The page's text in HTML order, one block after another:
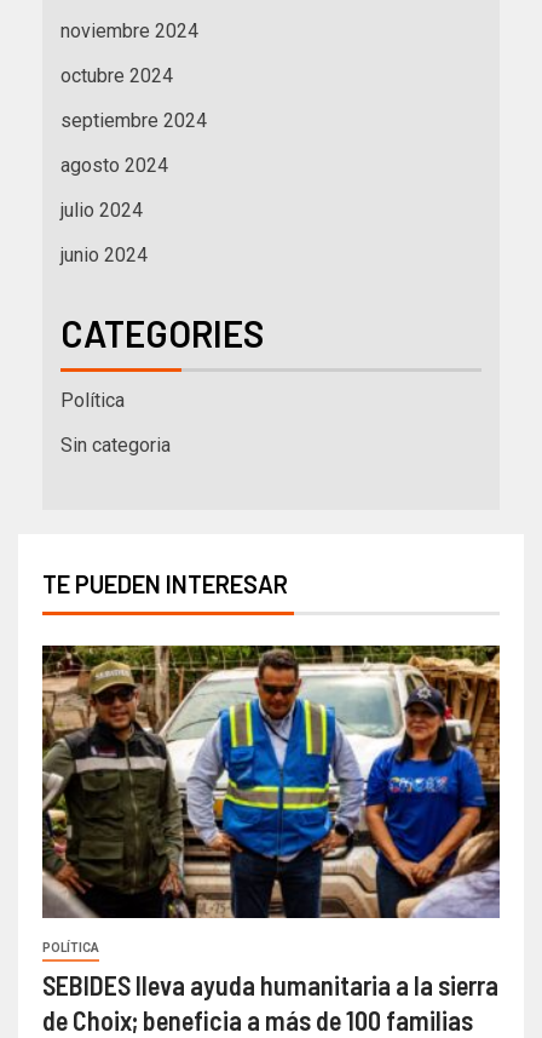
noviembre 2024
octubre 2024
septiembre 2024
agosto 2024
julio 2024
junio 2024
CATEGORIES
Política
Sin categoria
TE PUEDEN INTERESAR
POLÍTICA
SEBIDES lleva ayuda humanitaria a la sierra
de Choix; beneficia a más de 100 familias